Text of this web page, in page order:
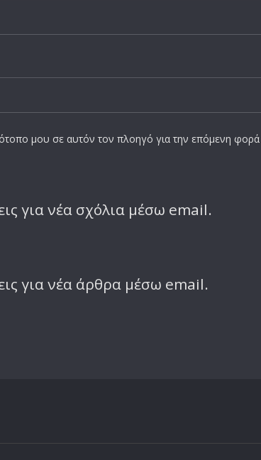
μου σε αυτόν τον πλοηγό για την επόμενη
για νέα σχόλια μέσω email.
για νέα άρθρα μέσω email.